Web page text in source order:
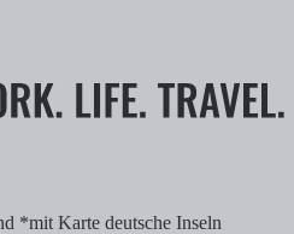
*mit Karte deutsche Inseln